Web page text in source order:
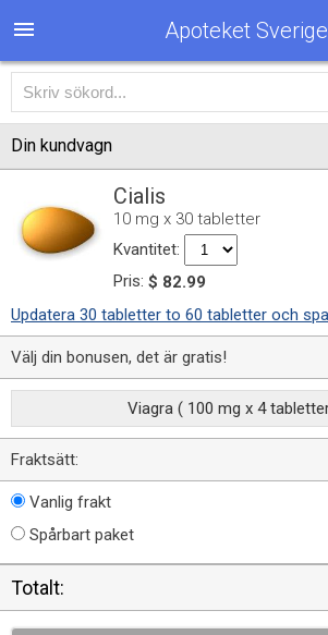
Apoteket Sverige
Din kundvagn
Cialis
10 mg x 30 tabletter
Kvantitet:
Pris: $ 82.99
Updatera 30 tabletter to 60 tabletter och
Välj din bonusen, det är gratis!
Viagra ( 100 mg x 4
Fraktsätt:
Vanlig frakt
Spårbart paket
Totalt: